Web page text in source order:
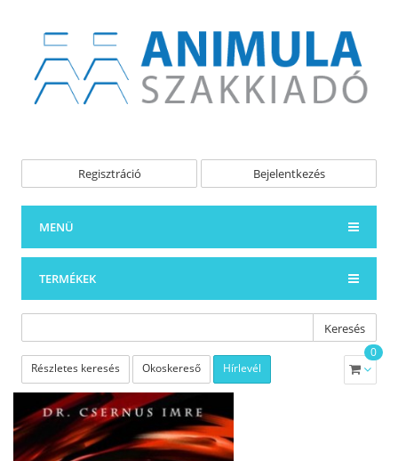
Regisztráció Bejelentkezés
MENÜ
TERMÉKEK
Keresés
Részletes keresés Okoskereső Hírlevél
0